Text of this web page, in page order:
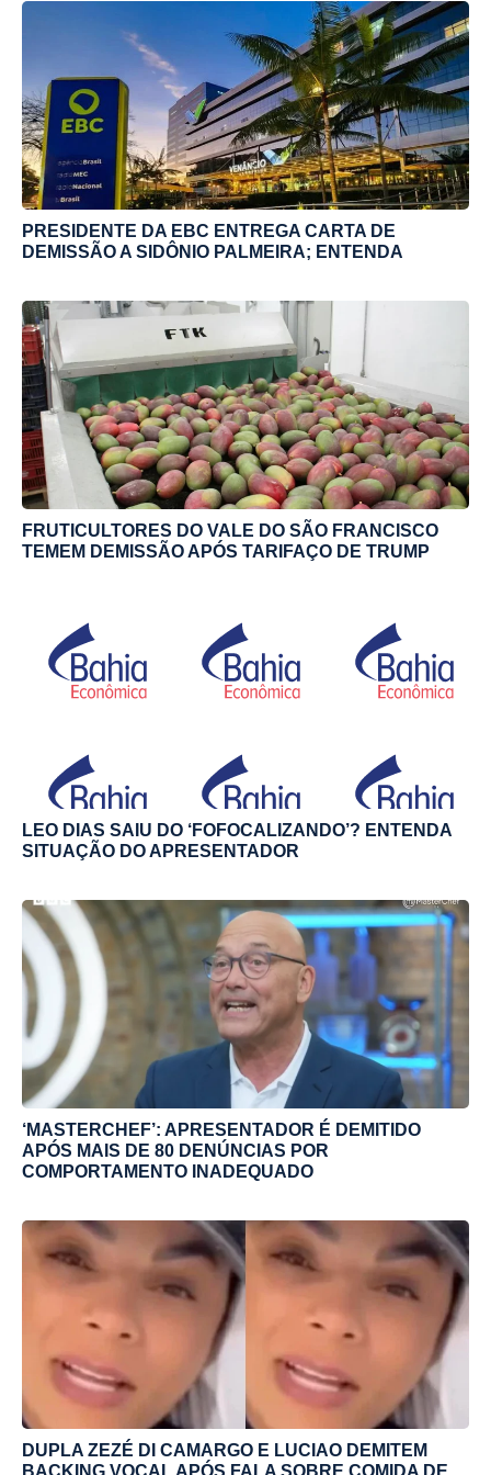
PRESIDENTE DA EBC ENTREGA CARTA DE
DEMISSÃO A SIDÔNIO PALMEIRA; ENTENDA
FRUTICULTORES DO VALE DO SÃO FRANCISCO
TEMEM DEMISSÃO APÓS TARIFAÇO DE TRUMP
LEO DIAS SAIU DO ‘FOFOCALIZANDO’? ENTENDA
SITUAÇÃO DO APRESENTADOR
‘MASTERCHEF’: APRESENTADOR É DEMITIDO
APÓS MAIS DE 80 DENÚNCIAS POR
COMPORTAMENTO INADEQUADO
DUPLA ZEZÉ DI CAMARGO E LUCIAO DEMITEM
BACKING VOCAL APÓS FALA SOBRE COMIDA DE